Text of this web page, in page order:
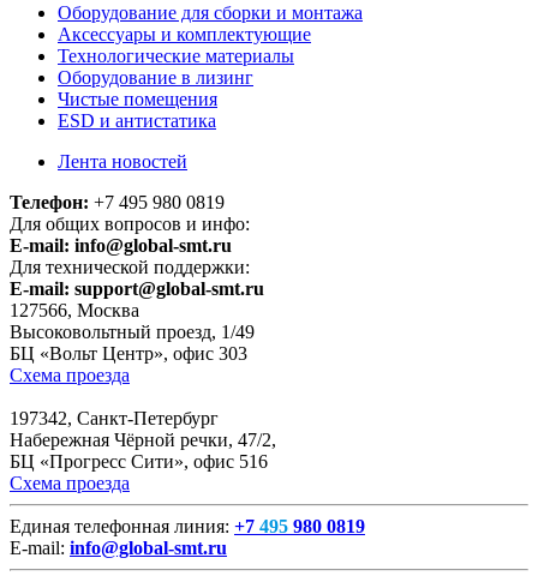
Оборудование для сборки и монтажа
Аксессуары и комплектующие
Технологические материалы
Оборудование в лизинг
Чистые помещения
ESD и антистатика
Лента новостей
Телефон: +7 495 980 0819
Для общих вопросов и инфо:
E-mail: info@global-smt.ru
Для технической поддержки:
E-mail: support@global-smt.ru
127566, Москва
Высоковольтный проезд, 1/49
БЦ «Вольт Центр», офис 303
Схема проезда
197342, Санкт-Петербург
Набережная Чёрной речки, 47/2,
БЦ «Прогресс Сити», офис 516
Схема проезда
Единая телефонная линия: +7 495 980 0819
E-mail: info@global-smt.ru